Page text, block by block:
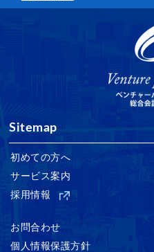
Sitemap
初めての方へ
サービス案内
採用情報
お問合わせ
個人情報保護方針